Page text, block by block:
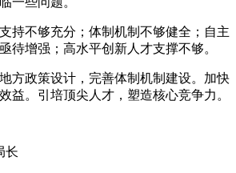
持不够充分；体制机制不够健全；自主
待增强；高水平创新人才支撑不够。
方政策设计，完善体制机制建设。加快
益。引培顶尖人才，塑造核心竞争力。
长